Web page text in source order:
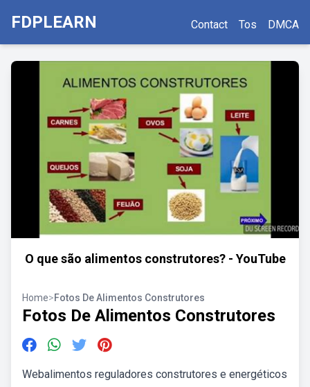
FDPLEARN Contact Tos DMCA
O que são alimentos construtores? - YouTube
Home>Fotos De Alimentos Construtores
Fotos De Alimentos Construtores
Webalimentos reguladores construtores e energéticos